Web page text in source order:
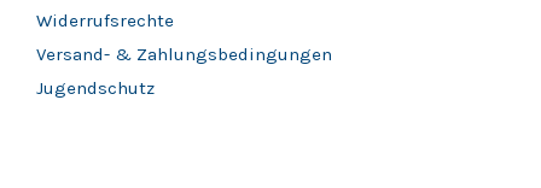
Widerrufsrechte
Versand- & Zahlungsbedingungen
Jugendschutz